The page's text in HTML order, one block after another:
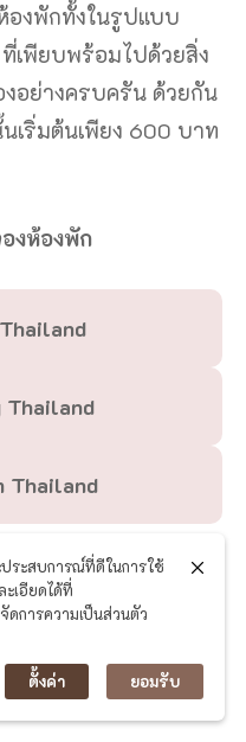
องพักทั้งในรูปแบบ
ที่เพียบพร้อมไปด้วยสิ่ง
อย่างครบครัน ด้วยกัน
เริ่มต้นเพียง 600 บาท
งห้องพัก
Thailand
Thailand
อินดีโก สเปซ
ระสบการณ์ที่ดีในการใช้
เอียดได้ที่
ดการความเป็นส่วนตัว
ตั้งค่า ยอมรับ